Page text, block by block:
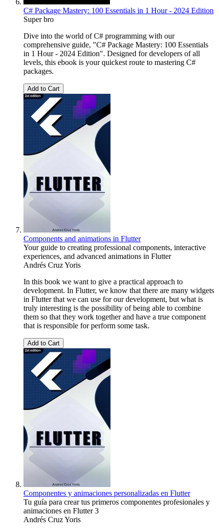
C# Package Mastery: 100 Essentials in 1 Hour - 2024 Edition
Super bro
Dive into the world of C# programming with our
comprehensive guide, "C# Package Mastery: 100 Essentials
in 1 Hour - 2024 Edition". Designed for developers of all
levels, this ebook is your quickest route to mastering C#
packages.
Add to Cart
Components and animations in Flutter
Your guide to creating professional components, interactive
experiences, and advanced animations in Flutter
Andrés Cruz Yoris
In this book we want to give a practical approach to
development. In Flutter, we know that there are many widgets
in Flutter that we can use for our development, but what is
truly interesting is the possibility of being able to combine
them so that they work together and have a true component
that is responsible for perform some task.
Add to Cart
Componentes y animaciones personalizadas en Flutter
Tu guía para crear tus primeros componentes profesionales y
animaciones en Flutter 3
Andrés Cruz Yoris